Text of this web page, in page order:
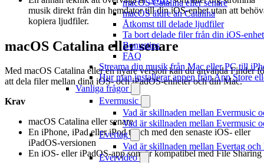
macOS Catalina eller senare
macOS äldre än Catalina
Åtkomst till delade ljudfiler
Ta bort delade filer från din iOS-enhet
Bonustips
FAQ
Streama din musik från Mac eller PC till
Hur man installerar appen från App Store
Vanliga frågor
Evermusic
Vad är skillnaden mellan Evermusic
Vad är skillnaden mellan Evermusic
Evertag
Vad är skillnaden mellan Evertag
Evervideo
musik direkt från din hemdator till din iOS-enhet utan att
kopiera ljudfiler.
macOS Catalina eller senare
Med macOS Catalina eller en nyare version kan du använda Finder
att dela filer mellan dina iOS- och iPadOS-enheter och din Mac.
Krav
macOS Catalina eller senare
En iPhone, iPad eller iPod touch med den senaste iOS- eller
iPadOS-versionen
En iOS- eller iPadOS-app som är kompatibel med File Sharing